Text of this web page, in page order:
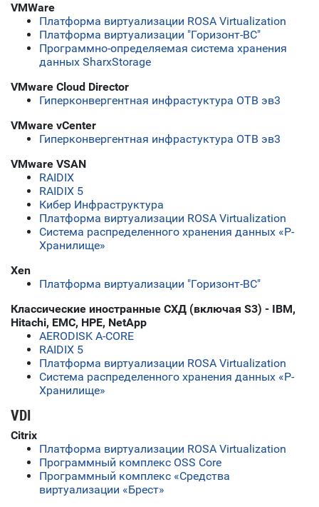
VMWare
Платформа виртуализации ROSA Virtualization
Платформа виртуализации "Горизонт-ВС"
Программно-определяемая система хранения
данных SharxStorage
VMware Cloud Director
Гиперконвергентная инфрастуктура ОТВ эв3
VMware vCenter
Гиперконвергентная инфрастуктура ОТВ эв3
VMware VSAN
RAIDIX
RAIDIX 5
Кибер Инфраструктура
Платформа виртуализации ROSA Virtualization
Система распределенного хранения данных «Р-
Хранилище»
Xen
Платформа виртуализации "Горизонт-ВС"
Классические иностранные СХД (включая S3) - IBM,
Hitachi, EMC, HPE, NetApp
AERODISK A-CORE
RAIDIX 5
Платформа виртуализации ROSA Virtualization
Система распределенного хранения данных «Р-
Хранилище»
VDI
Citrix
Платформа виртуализации ROSA Virtualization
Программный комплекс OSS Core
Программный комплекс «Средства
виртуализации «Брест»